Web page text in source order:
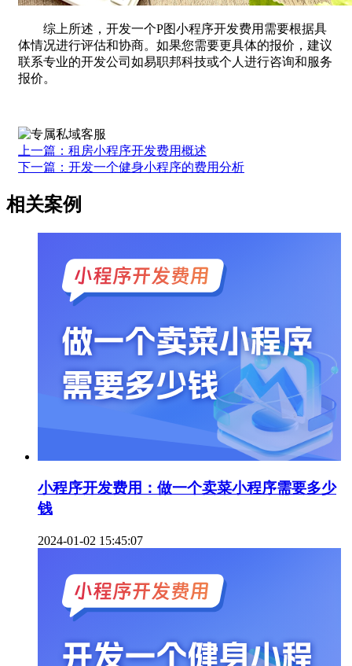
综上所述，开发一个P图小程序开发费用需要根据具
体情况进行评估和协商。如果您需要更具体的报价，建议
联系专业的开发公司如易职邦科技或个人进行咨询和服务
报价。
上一篇：租房小程序开发费用概述
下一篇：开发一个健身小程序的费用分析
相关案例
小程序开发费用：做一个卖菜小程序需要多少
钱
2024-01-02 15:45:07